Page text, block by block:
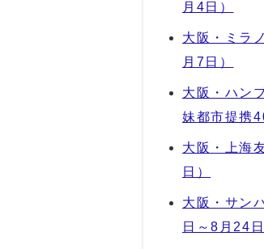
月4日）
大阪・ミラ
月7日）
大阪・ハン
妹都市提携
大阪・上海
日）
大阪・サン
日～8月24日